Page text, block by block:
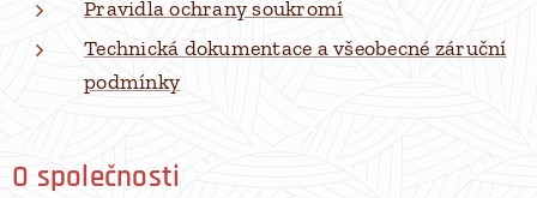
Pravidla ochrany soukromí
Technická dokumentace a všeobecné záruční
podmínky
O společnosti